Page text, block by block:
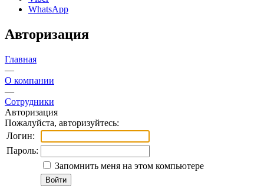
WhatsApp
Авторизация
Главная
—
О компании
—
Сотрудники
Авторизация
Пожалуйста, авторизуйтесь:
Логин:
Пароль:
Запомнить меня на этом компьютере